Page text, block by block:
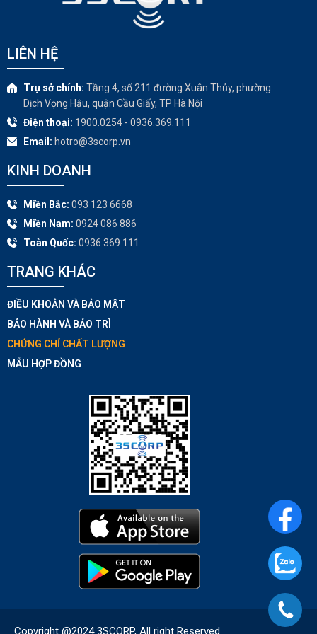
LIÊN HỆ
Trụ sở chính: Tầng 4, số 211 đường Xuân Thủy, phường
Dịch Vọng Hậu, quận Cầu Giấy, TP Hà Nội
Điện thoại: 1900.0254 - 0936.369.111
Email: hotro@3scorp.vn
KINH DOANH
Miền Bắc: 093 123 6668
Miền Nam: 0924 086 886
Toàn Quốc: 0936 369 111
TRANG KHÁC​
ĐIỀU KHOẢN VÀ BẢO MẬT
BẢO HÀNH VÀ BẢO TRÌ
CHỨNG CHỈ CHẤT LƯỢNG
MẪU HỢP ĐỒNG
Copyright @2024 3SCORP, All right Reserved